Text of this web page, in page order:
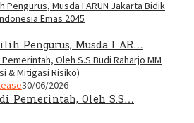
Pengurus, Musda I AR…
30/06/2026
Pemerintah, Oleh S.S…